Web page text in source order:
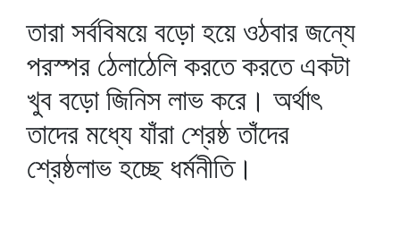
তারা সর্ববিষয়ে বড়ো হয়ে ওঠবার জন্যে
পরস্পর ঠেলাঠেলি করতে করতে একটা
খুব বড়ো জিনিস লাভ করে। অর্থাৎ
তাদের মধ্যে যাঁরা শ্রেষ্ঠ তাঁদের
শ্রেষ্ঠলাভ হচ্ছে ধর্মনীতি।